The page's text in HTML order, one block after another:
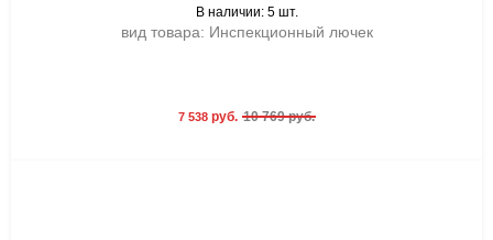
В наличии: 5 шт.
вид товара: Инспекционный лючек
7 538 руб. 10 769 руб.